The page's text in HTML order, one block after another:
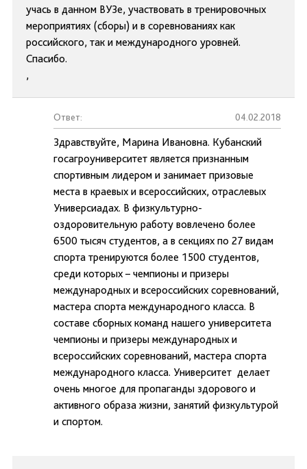
учась в данном ВУЗе, участвовать в тренировочных
мероприятиях (сборы) и в соревнованиях как
российского, так и международного уровней.
Спасибо.
,
Ответ: 04.02.2018
Здравствуйте, Марина Ивановна. Кубанский
госагроуниверситет является признанным
спортивным лидером и занимает призовые
места в краевых и всероссийских, отраслевых
Универсиадах. В физкультурно-
оздоровительную работу вовлечено более
6500 тысяч студентов, а в секциях по 27 видам
спорта тренируются более 1500 студентов,
среди которых – чемпионы и призеры
международных и всероссийских соревнований,
мастера спорта международного класса. В
составе сборных команд нашего университета
чемпионы и призеры международных и
всероссийских соревнований, мастера спорта
международного класса. Университет делает
очень многое для пропаганды здорового и
активного образа жизни, занятий физкультурой
и спортом.